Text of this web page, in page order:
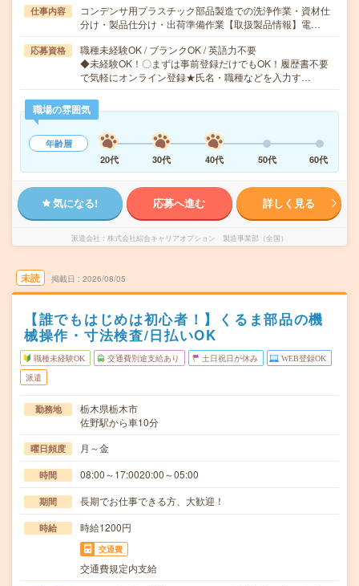
仕事内容
コンデンサ用プラスチック部品製造での洗浄作業・資材仕
分け・製品仕分け・出荷準備作業【取扱製品情報】電…
応募資格
職種未経験OK / ブランクOK / 英語力不要
◆未経験OK！〇まずは事前登録だけでもOK！履歴書不要
で気軽にオンライン登録★氏名・職種などを入力す…
職場の雰囲気
年齢層
20代
30代 40代 50代 60代
気になる! 応募へ進む 詳しく見る
派遣会社 株式会社綜合キャリアオプション 製造事業部（全国）
未読 掲載日 2026/08/05
【誰でもはじめは初心者！】くるま部品の機
械操作・寸法検査/日払いOK
職種未経験OK 交通費別途支給あり 土日祝日が休み WEB登録OK
派遣
勤務地
栃木県栃木市
佐野駅から車10分
曜日頻度 月～金
時間 08:00～17:0020:00～05:00
期間 長期でお仕事できる方、大歓迎！
時給 時給1200円
交通費
交通費規定内支給